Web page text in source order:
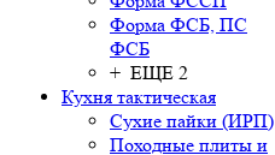
Форма ФСБ, ПС
ФСБ
+ ЕЩЕ 2
Кухня тактическая
Сухие пайки (ИРП)
Походные плиты и